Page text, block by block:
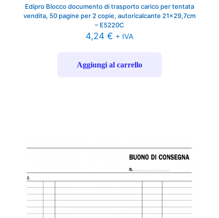
Edipro Blocco documento di trasporto carico per tentata
vendita, 50 pagine per 2 copie, autoricalcante 21×29,7cm
– E5220C
4,24 € + IVA
Aggiungi al carrello